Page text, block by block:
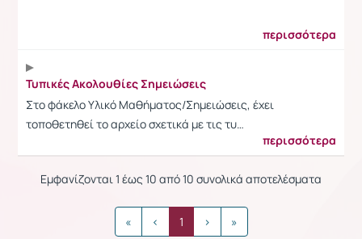
περισσότερα
Τυπικές Ακολουθίες Σημειώσεις
Στο φάκελο Υλικό Μαθήματος/Σημειώσεις, έχει
τοποθετηθεί το αρχείο σχετικά με τις τυ…
περισσότερα
Εμφανίζονται 1 έως 10 από 10 συνολικά αποτελέσματα
« ‹ 1 › »